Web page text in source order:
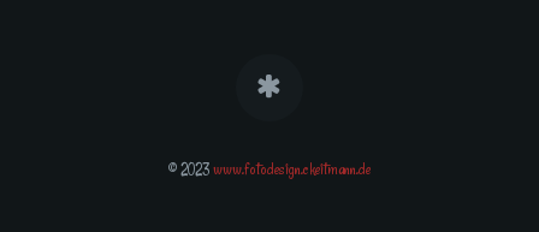
© 2023www.fotodesign.ckeitmann.de